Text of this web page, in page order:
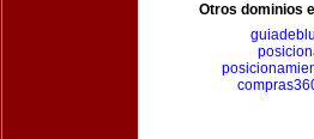
Otros dominios